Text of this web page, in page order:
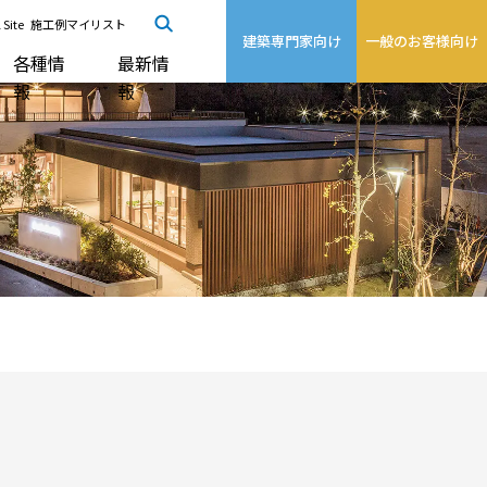
施工例マイリスト
各種情
報
最新情
報
建築専門家向け 一般のお客様向け